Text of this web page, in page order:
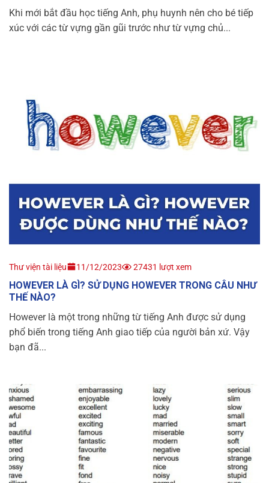
Khi mới bắt đầu học tiếng Anh, phụ huynh nên cho bé tiếp
xúc với các từ vựng gần gũi trước như từ vựng chủ...
Thư viện tài liệu 11/12/2023 27431 lượt xem
HOWEVER LÀ GÌ? SỬ DỤNG HOWEVER TRONG CÂU NHƯ
THẾ NÀO?
However là một trong những từ tiếng Anh được sử dụng
phổ biến trong tiếng Anh giao tiếp của người bản xứ. Vậy
bạn đã...